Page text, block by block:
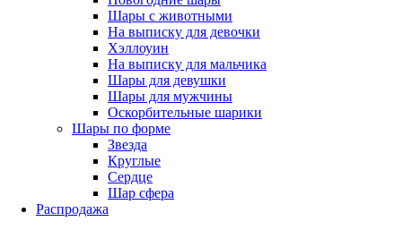
Шары с животными
На выписку для девочки
Хэллоуин
На выписку для мальчика
Шары для девушки
Шары для мужчины
Оскорбительные шарики
Шары по форме
Звезда
Круглые
Сердце
Шар сфера
Распродажа